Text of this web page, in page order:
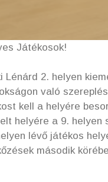
Játékosok!
Lénárd 2. helyen
való
kell a helyére
helyére a 9. helyen
lévő játékos
második